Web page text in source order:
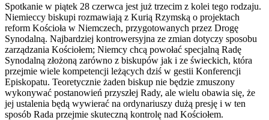
Spotkanie w piątek 28 czerwca jest już trzecim z kolei tego rodzaju.
Niemieccy biskupi rozmawiają z Kurią Rzymską o projektach
reform Kościoła w Niemczech, przygotowanych przez Drogę
Synodalną. Najbardziej kontrowersyjna ze zmian dotyczy sposobu
zarządzania Kościołem; Niemcy chcą powołać specjalną Radę
Synodalną złożoną zarówno z biskupów jak i ze świeckich, która
przejmie wiele kompetencji leżących dziś w gestii Konferencji
Episkopatu. Teoretycznie żaden biskup nie będzie zmuszony
wykonywać postanowień przyszłej Rady, ale wielu obawia się, że
jej ustalenia będą wywierać na ordynariuszy dużą presję i w ten
sposób Rada przejmie skuteczną kontrolę nad Kościołem.